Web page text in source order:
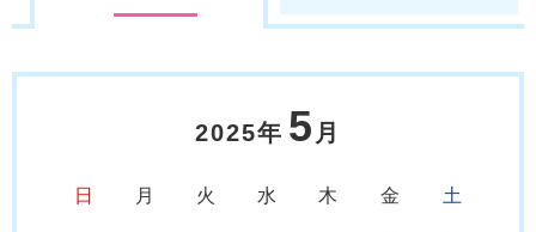
2025年 5 月
日 月 火 水 木 金 土